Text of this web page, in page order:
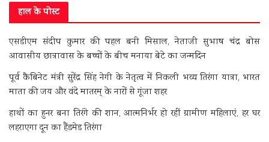
हाल के पोस्ट
एसडीएम संदीप कुमार की पहल बनी मिसाल, नेताजी सुभाष चंद्र बोस
आवासीय छात्रावास के बच्चों के बीच मनाया बेटे का जन्मदिन
पूर्व कैबिनेट मंत्री सुरेंद्र सिंह नेगी के नेतृत्व में निकली भव्य तिरंगा यात्रा, भारत
माता की जय और वंदे मातरम् के नारों से गूंजा शहर
हाथों का हुनर बना तिरंगे की शान, आत्मनिर्भर हो रहीं ग्रामीण महिलाएं, हर घर
लहराएगा दून का हैंडमेड तिरंगा